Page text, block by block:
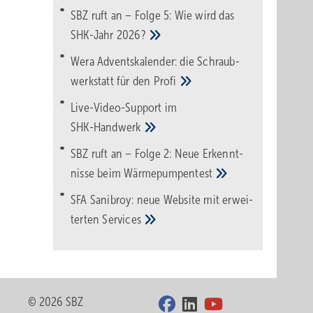
SBZ ruft an – Folge 5: Wie wird das
SHK-Jahr 2026?
Wera Adventskalender: die Schraub­
werk­statt für den Pro­fi
Live-Video-Support im
SHK-Handwerk
SBZ ruft an – Folge 2: Neue Erkennt­
nisse beimWärme­pumpen­test
SFA Sanibroy: neue Web­site mit erwei­
tertenServices
© 2026 SBZ